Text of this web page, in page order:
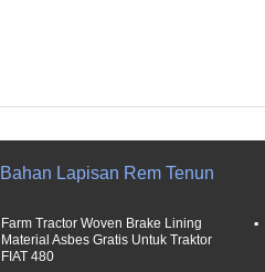
Bahan Lapisan Rem Tenun
Farm Tractor Woven Brake Lining
Material Asbes Gratis Untuk Traktor
FIAT 480